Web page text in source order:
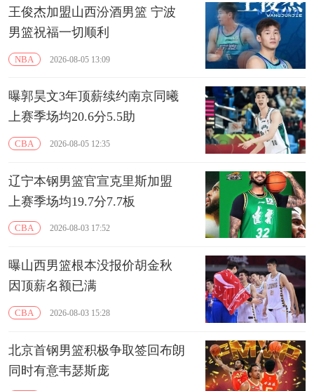
王俊杰加盟山西汾酒男篮 宁波
男篮祝福一切顺利
NBA 2026-08-05 13:09
曝郭昊文3年顶薪续约南京同曦
上赛季场均20.6分5.5助
CBA 2026-08-05 12:35
辽宁本钢男篮官宣克里斯加盟
上赛季场均19.7分7.7板
CBA 2026-08-03 17:52
曝山西男篮根本没报价胡金秋
因顶薪名额已满
CBA 2026-08-03 15:28
北京首钢男篮积极争取签回布朗
同时有意韦瑟斯庞